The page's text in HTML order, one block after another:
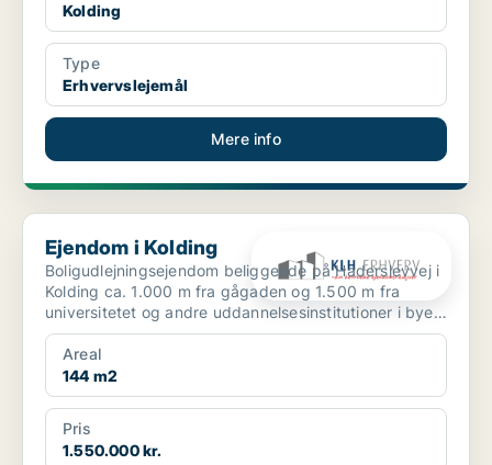
Kolding
Type
Erhvervslejemål
Mere info
Ejendom i Kolding
Ejendom i Kolding
Boligudlejningsejendom beliggende på Haderslevvej i
Kolding ca. 1.000 m fra gågaden og 1.500 m fra
universitetet og andre uddannelsesinstitutioner i byen.
...
Areal
144 m2
Pris
1.550.000 kr.